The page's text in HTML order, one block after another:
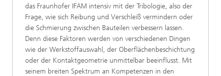
das Fraunhofer IFAM intensiv mit der Tribologie, also der
Frage, wie sich Reibung und Verschleiß vermindern oder
die Schmierung zwischen Bauteilen verbessern lassen.
Denn diese Faktoren werden von verschiedenen Dingen
wie der Werkstoffauswahl, der Oberflächenbeschichtung
oder der Kontaktgeometrie unmittelbar beeinflusst. Mit
seinem breiten Spektrum an Kompetenzen in den